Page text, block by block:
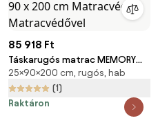
85 918 Ft
Táskarugós matrac MEMORY
EXTRAFLEX 25cm 90 x 200 cm
Matracvédő: Matracvédővel
25×90×200 cm, rugós, hab
(1)
Raktáron